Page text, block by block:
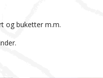
og buketter m.m.